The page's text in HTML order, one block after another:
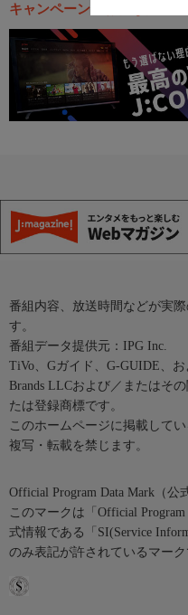
キャンペーン・お得な情報
番組内容、放送時間などが実
す。
番組データ提供元：IPG Inc.
TiVo、Gガイド、G-GUIDE、
Brands LLCおよび／またはそ
たは登録商標です。
このホームページに掲載して
複写・転載を禁じます。
Official Program Data Mark（公
このマークは「Official
式情報である「SI(Service
のみ表記が許されているマーク